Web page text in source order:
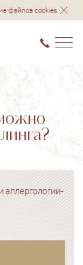
файлов cookies
аллергологии-